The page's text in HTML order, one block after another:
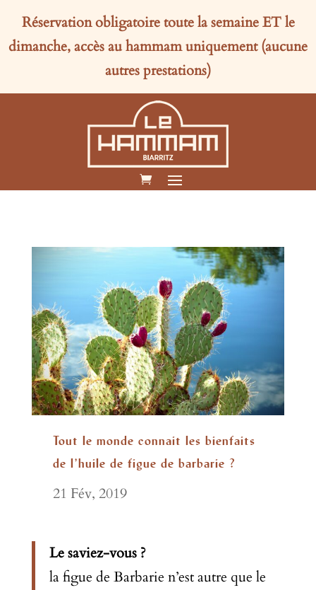
Réservation obligatoire toute la semaineETle
dimanche, accès au hammam uniquement (aucune
autres prestations)
Tout le monde connait les bienfaits
de l’huile de figue de barbarie ?
21 Fév, 2019
Le saviez-vous ?
la figue de Barbarie n’est autre que le